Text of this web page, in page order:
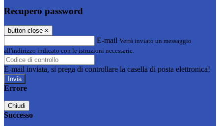
Recupero password
button close ×
E-mail Verrà inviato un messaggio
all'indirizzo indicato con le istruzioni necessarie.
E-mail inviata, si prega di controllare la casella di posta elettronica!
Errore
Chiudi
Successo